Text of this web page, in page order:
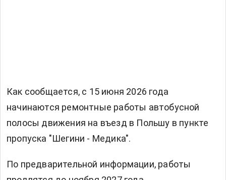
Как сообщается, с 15 июня 2026 года
начинаются ремонтные работы автобусной
полосы движения на въезд в Польшу в пункте
пропуска "Шегини - Медика".
По предварительной информации, работы